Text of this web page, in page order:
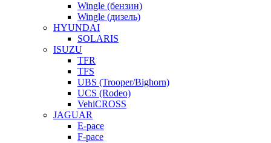
Wingle (бензин)
Wingle (дизель)
HYUNDAI
SOLARIS
ISUZU
TFR
TFS
UBS (Trooper/Bighorn)
UCS (Rodeo)
VehiCROSS
JAGUAR
E-pace
F-pace